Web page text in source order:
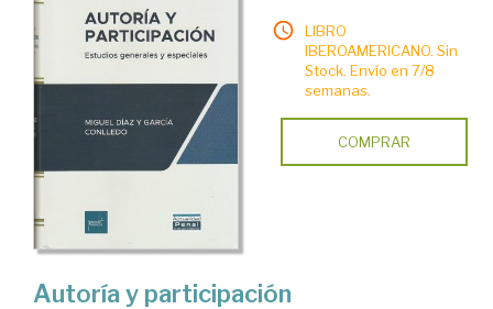
LIBRO
IBEROAMERICANO. Sin
Stock. Envío en 7/8
semanas.
COMPRAR
Autoría y participación